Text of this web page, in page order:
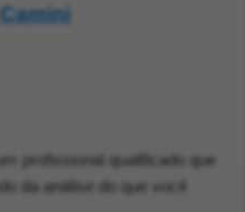
profissional qualificado que
da análise do que você